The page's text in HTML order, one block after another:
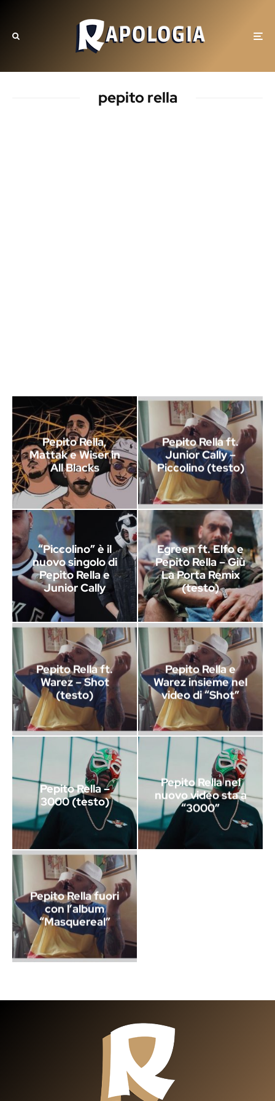
pepito rella
Pepito Rella,
Mattak e Wiser in
All Blacks
Pepito Rella ft.
Junior Cally –
Piccolino (testo)
“Piccolino” è il
nuovo singolo di
Pepito Rella e
Junior Cally
Egreen ft. Elfo e
Pepito Rella – Giù
La Porta Remix
(testo)
Pepito Rella ft.
Warez – Shot
(testo)
Pepito Rella e
Warez insieme nel
video di “Shot”
Pepito Rella –
3000 (testo)
Pepito Rella nel
nuovo video sta a
“3000”
Pepito Rella fuori
con l’album
“Masquereal”